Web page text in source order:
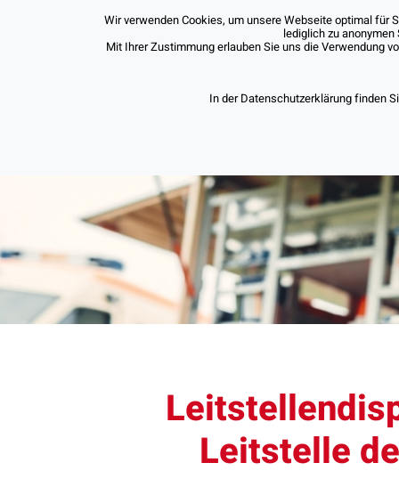
Leitstelle
Wir verwenden Cookies, um unsere Webseite optimal für
lediglich zu
Mit Ihrer Zustimmung erlauben Sie uns die Verwendung
In der Datenschutzerklärung finden